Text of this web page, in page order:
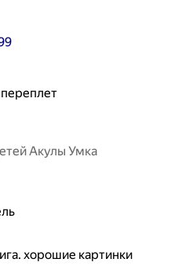
Акулы Умка
хорошие картинки